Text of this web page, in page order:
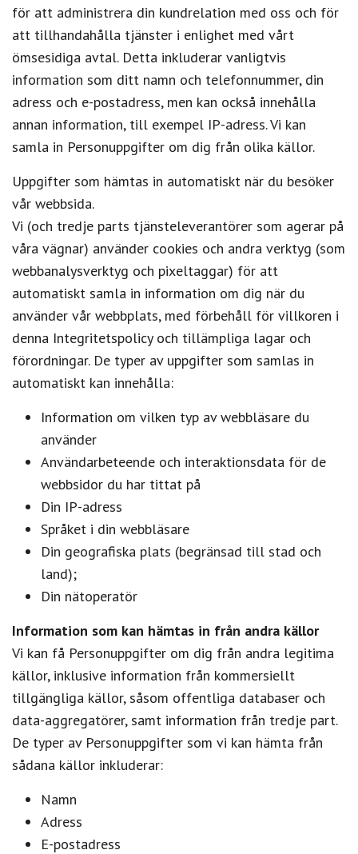
för att administrera din kundrelation med oss och för
att tillhandahålla tjänster i enlighet med vårt
ömsesidiga avtal. Detta inkluderar vanligtvis
information som ditt namn och telefonnummer, din
adress och e-postadress, men kan också innehålla
annan information, till exempel IP-adress. Vi kan
samla in Personuppgifter om dig från olika källor.
Uppgifter som hämtas in automatiskt när du besöker
vår webbsida.
Vi (och tredje parts tjänsteleverantörer som agerar på
våra vägnar) använder cookies och andra verktyg (som
webbanalysverktyg och pixeltaggar) för att
automatiskt samla in information om dig när du
använder vår webbplats, med förbehåll för villkoren i
denna Integritetspolicy och tillämpliga lagar och
förordningar. De typer av uppgifter som samlas in
automatiskt kan innehålla:
Information om vilken typ av webbläsare du
använder
Användarbeteende och interaktionsdata för de
webbsidor du har tittat på
Din IP-adress
Språket i din webbläsare
Din geografiska plats (begränsad till stad och
land);
Din nätoperatör
Information som kan hämtas in från andra källor
Vi kan få Personuppgifter om dig från andra legitima
källor, inklusive information från kommersiellt
tillgängliga källor, såsom offentliga databaser och
data-aggregatörer, samt information från tredje part.
De typer av Personuppgifter som vi kan hämta från
sådana källor inkluderar:
Namn
Adress
E-postadress